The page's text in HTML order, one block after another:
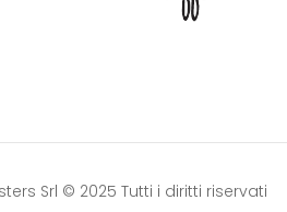
Srl © 2025 Tutti i diritti riservati